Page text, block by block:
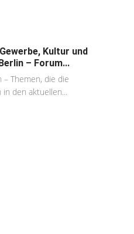
Kultur und
– Forum...
– Themen, die die
den aktuellen...